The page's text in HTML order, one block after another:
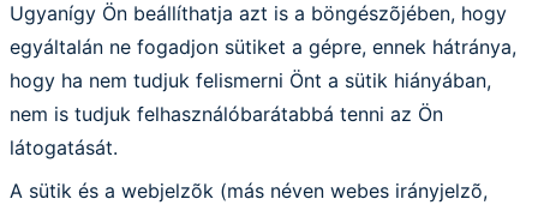
Ugyanígy Ön beállíthatja azt is a böngészõjében, hogy
egyáltalán ne fogadjon sütiket a gépre, ennek hátránya,
hogy ha nem tudjuk felismerni Önt a sütik hiányában,
nem is tudjuk felhasználóbarátabbá tenni az Ön
látogatását.
A sütik és a webjelzõk (más néven webes irányjelzõ,